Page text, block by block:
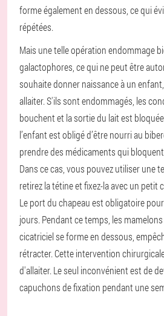
forme également en dessous, ce qui
répétées.
Mais une telle opération endommage
galactophores, ce qui ne peut être
souhaite donner naissance à un
allaiter. S'ils sont endommagés, les
bouchent et la sortie du lait est
l’enfant est obligé d’être nourri au
prendre des médicaments qui
Dans ce cas, vous pouvez utiliser une
retirez la tétine et fixez-la avec un petit
Le port du chapeau est obligatoire
jours. Pendant ce temps, les
cicatriciel se forme en dessous,
rétracter. Cette intervention
d'allaiter. Le seul inconvénient est de
capuchons de fixation pendant une